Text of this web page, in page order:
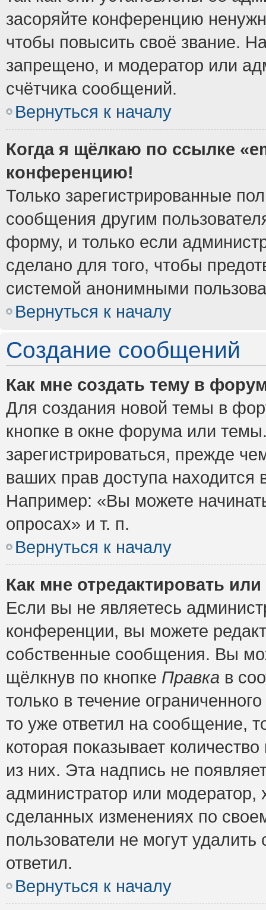
засоряйте конференцию
чтобы повысить своё звание.
запрещено, и модератор или
счётчика сообщений.
Вернуться к началу
Когда я щёлкаю по ссылке
конференцию!
Только зарегистрированные
сообщения другим
форму, и только если
сделано для того, чтобы
системой анонимными
Вернуться к началу
Создание сообщений
Как мне создать тему в
Для создания новой темы в
кнопке в окне форума или
зарегистрироваться, прежде
ваших прав доступа
Например: «Вы можете
опросах» и т. п.
Вернуться к началу
Как мне отредактировать
Если вы не являетесь
конференции, вы можете
собственные сообщения. Вы
щёлкнув по кнопке Правка в
только в течение
то уже ответил на сообщение,
которая показывает
из них. Эта надпись не
администратор или модератор,
сделанных изменениях по
пользователи не могут
ответил.
Вернуться к началу